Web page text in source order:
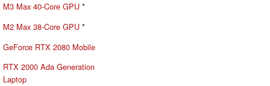
M3 Max 40-Core GPU *
M2 Max 38-Core GPU *
GeForce RTX 2080 Mobile
RTX 2000 Ada Generation
Laptop